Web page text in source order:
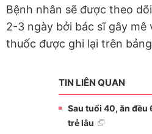
Bệnh nhân sẽ được theo
2-3 ngày bởi bác sĩ gây mê
thuốc được ghi lại trên
TIN LIÊN QUAN
Sau tuổi 40, ăn đều
trẻ lâu